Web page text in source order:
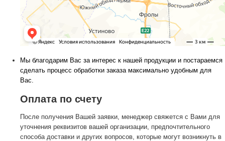
Мы благодарим Вас за интерес к нашей продукции и постараемся
сделать процесс обработки заказа максимально удобным для
Вас.
Оплата по счету
После получения Вашей заявки, менеджер свяжется с Вами для
уточнения реквизитов вашей организации, предпочтительного
способа доставки и других вопросов, которые могут возникнуть в